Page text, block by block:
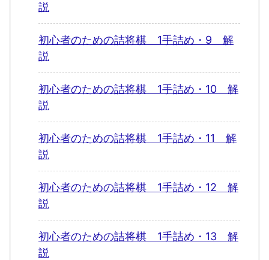
説
初心者のための詰将棋 1手詰め・9 解
説
初心者のための詰将棋 1手詰め・10 解
説
初心者のための詰将棋 1手詰め・11 解
説
初心者のための詰将棋 1手詰め・12 解
説
初心者のための詰将棋 1手詰め・13 解
説